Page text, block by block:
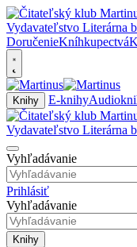
DoručenieKníhkupectvá
Knihy E-knihy
Vyhľadávanie
Prihlásiť
Vyhľadávanie
Knihy